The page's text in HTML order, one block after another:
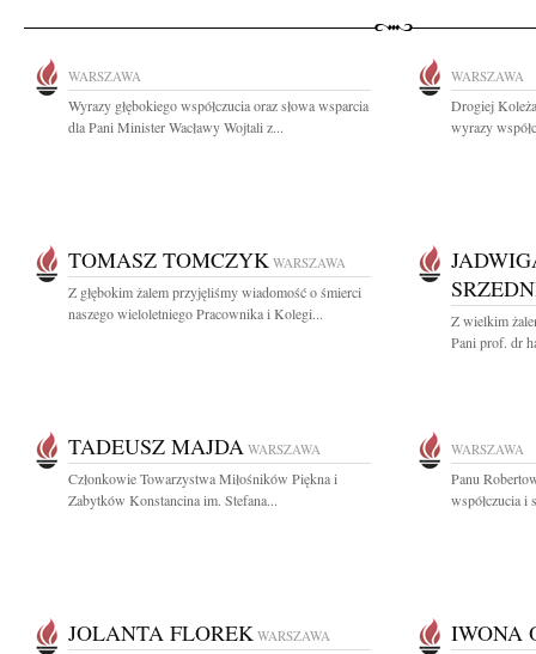
WARSZAWA
Wyrazy głębokiego współczucia oraz słowa wsparcia
dla Pani Minister Wacławy Wojtali z...
WARSZAWA
Drogiej
wyrazy
TOMASZ TOMCZYK WARSZAWA
Z głębokim żalem przyjęliśmy wiadomość o śmierci
naszego wieloletniego Pracownika i Kolegi...
Z wielkim
Pani prof. dr
TADEUSZ MAJDA WARSZAWA
Członkowie Towarzystwa Miłośników Piękna i
Zabytków Konstancina im. Stefana...
WARSZAWA
Panu
współczucia i
JOLANTA FLOREK WARSZAWA IWONA